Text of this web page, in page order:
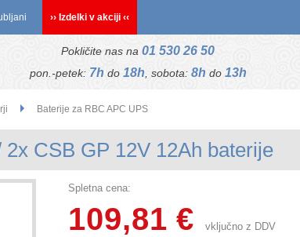
›› Izdelki v akciji ‹‹
Pokličite nas na 01 530 26 50
pon.-petek: 7h do 18h , sobota: 8h do 13h
Baterije za RBC APC UPS
CSB GP 12V 12Ah baterije
Spletna cena:
109,81 € vključno z DDV